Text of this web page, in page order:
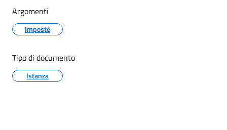
Argomenti
Imposte
Tipo di documento
Istanza